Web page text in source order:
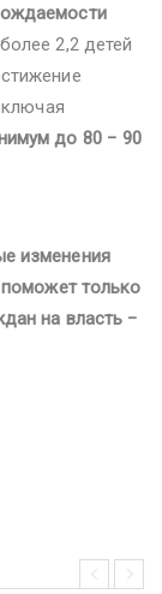
2,2 детей
до 80 − 90
изменения
только
на власть −